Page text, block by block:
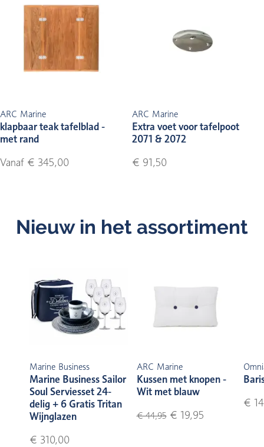
ARC Marine
klapbaar teak tafelblad -
met rand
Vanaf € 345,00
ARC Marine
Extra voet voor tafelpoot
2071 & 2072
€ 91,50
Nieuw in het assortiment
Marine Business
Marine Business Sailor
Soul Serviesset 24-
delig + 6 Gratis Tritan
Wijnglazen
€ 310,00
ARC Marine
Kussen met knopen -
Wit met blauw
€ 44,95€ 19,95
€